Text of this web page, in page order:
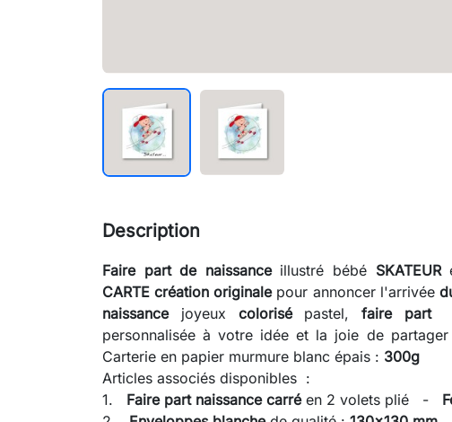
Description
Faire part de naissanceillustré bébé SKATEUR
CARTE création originalepour annoncer l'arrivée
naissance joyeux colorisé pastel,faire part
personnalisée à votre idée et la joie de
Carterie en papier murmure blanc épais : 300g
Articles associés disponibles :
1. Faire part naissance carréen 2 volets plié -